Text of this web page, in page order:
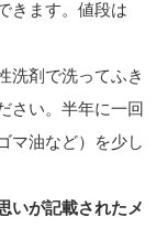
きます。値段は
洗剤で洗ってふき
さい。半年に一回
マ油など）を少し
いが記載されたメ